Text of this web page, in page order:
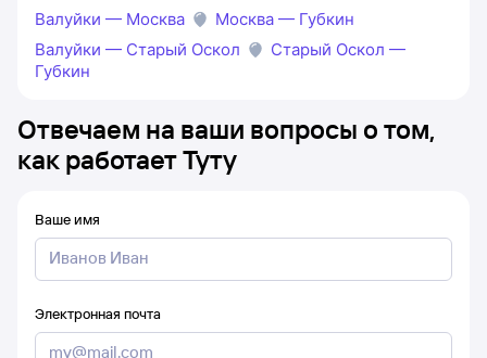
Валуйки — Москва
Москва — Губкин
Валуйки — Старый Оскол
Старый Оскол —
Губкин
Отвечаем на ваши вопросы о том,
как работает Туту
Ваше имя
Электронная почта